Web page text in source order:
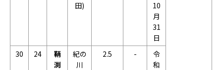
田)
10
月
31
日
30
24
鞆
渕
紀の
川
2.5 -
令
和